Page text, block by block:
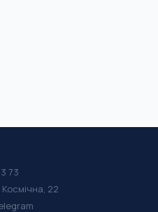
73
Космічна, 22